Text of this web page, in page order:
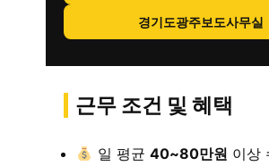
경기도광주보도사무실
근무 조건 및 혜택
일 평균 40~80만원 이상